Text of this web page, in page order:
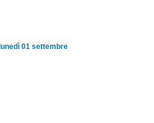
lunedì 01 settembre